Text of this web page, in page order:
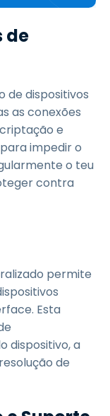
de
de dispositivos
as conexões
e
impedir o
o teu
contra
permite
Esta
dispositivo, a
de